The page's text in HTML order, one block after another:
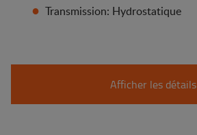
Transmission: Hydrostatique
Afficher les détails